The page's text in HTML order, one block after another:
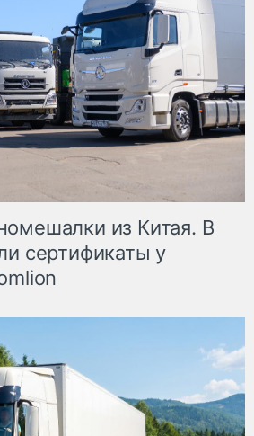
из Китая. В
сертификаты у